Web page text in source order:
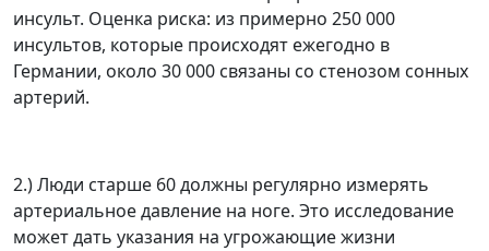
инсульт. Оценка риска: из примерно 250 000
инсультов, которые происходят ежегодно в
Германии, около 30 000 связаны со стенозом сонных
артерий.
2.) Люди старше 60 должны регулярно измерять
артериальное давление на ноге. Это исследование
может дать указания на угрожающие жизни